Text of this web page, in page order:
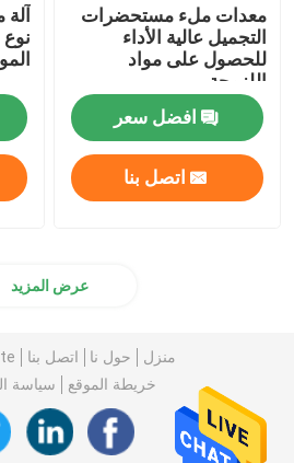
معدات ملء مستحضرات
التجميل عالية الأداء
للحصول على مواد
اللزوجة
افضل سعر
اتصل بنا
المواد
عرض المزيد
منزل حول نا اتصل بنا
خريطة الموقع
سياسة